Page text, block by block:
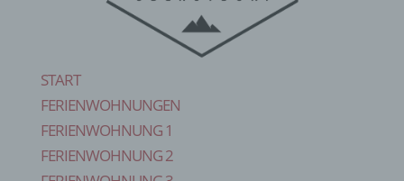
START
FERIENWOHNUNGEN
FERIENWOHNUNG 1
FERIENWOHNUNG 2